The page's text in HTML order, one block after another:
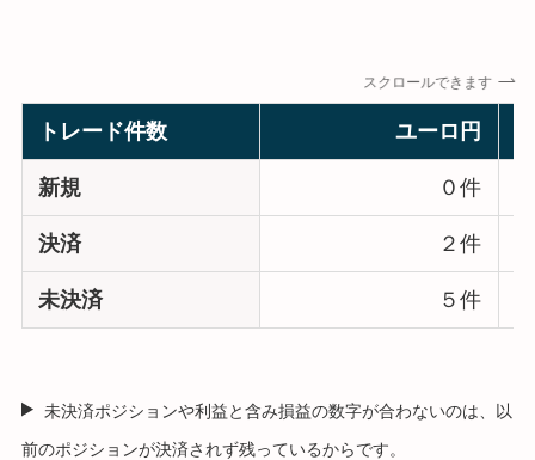
スクロールできます
トレード件数 ユーロ円
新規 ０件
決済 ２件
未決済 ５件
未決済ポジションや利益と含み損益の数字が合わないのは、以
前のポジションが決済されず残っているからです。